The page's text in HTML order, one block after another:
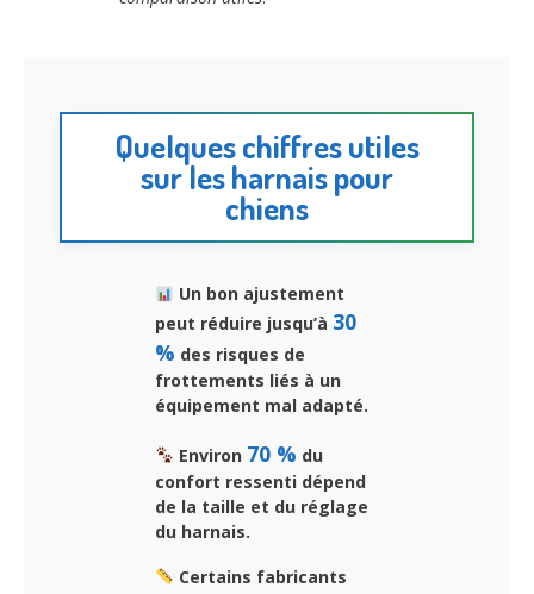
Quelques chiffres utiles
sur les harnais pour
chiens
Un bon ajustement
peut réduire jusqu’à 30
% des risques de
frottements liés à un
équipement mal adapté.
Environ 70 % du
confort ressenti dépend
de la taille et du réglage
du harnais.
Certains fabricants